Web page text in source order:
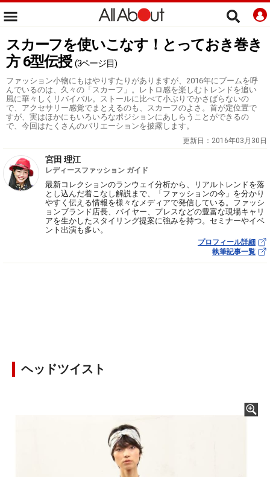
スカーフを使いこなす！とっておき巻き
方 6型伝授 (3ページ目)
ファッション小物にもはやりすたりがありますが、2016年にブームを呼
んでいるのは、久々の「スカーフ」。レトロ感を楽しむトレンドを追い
風に華々しくリバイバル。ストールに比べて小ぶりでかさばらないの
で、アクセサリー感覚でまとえるのも、スカーフのよさ。首が定位置で
すが、実はほかにもいろいろなポジションにあしらうことができるの
で、今回はたくさんのバリエーションを披露します。
更新日： 2016年03月30日
宮田 理江
レディースファッション ガイド
最新コレクションのランウェイ分析から、リアルトレンドを落
とし込んだ着こなし解説まで、「ファッションの今」を分かり
やすく伝える情報を様々なメディアで発信している。ファッシ
ョンブランド店長、バイヤー、プレスなどの豊富な現場キャリ
アを生かしたスタイリング提案に強みを持つ。セミナーやイベ
ント出演も多い。
プロフィール詳細
執筆記事一覧
ヘッドツイスト